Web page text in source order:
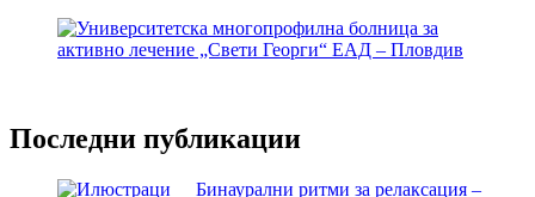
Последни публикации
Бинаурални ритми за релаксация –